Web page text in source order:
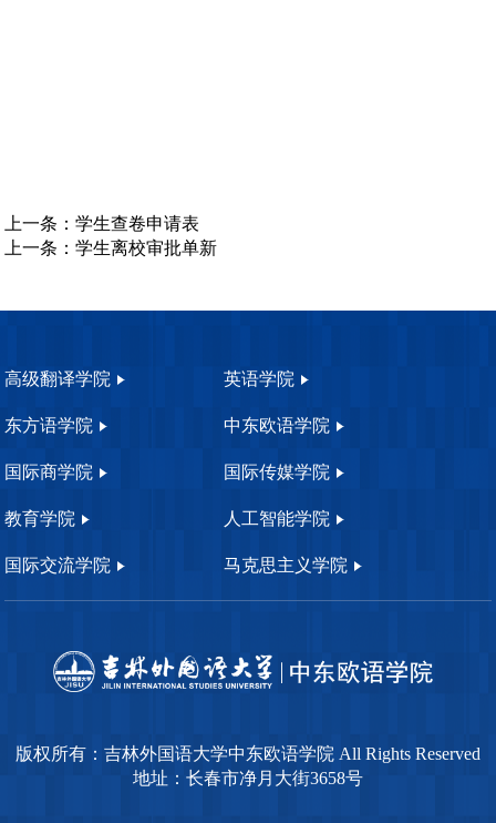
上一条：学生查卷申请表
上一条：学生离校审批单新
高级翻译学院 英语学院
东方语学院 中东欧语学院
国际商学院 国际传媒学院
教育学院 人工智能学院
国际交流学院 马克思主义学院
版权所有：吉林外国语大学中东欧语学院 All Rights Reserved
地址：长春市净月大街3658号